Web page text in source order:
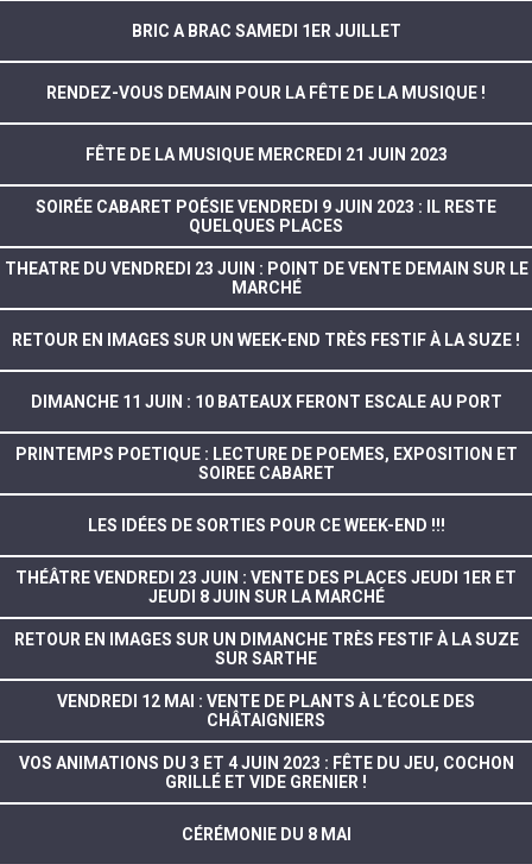
BRIC A BRAC SAMEDI 1ER JUILLET
RENDEZ-VOUS DEMAIN POUR LA FÊTE DE LA MUSIQUE !
FÊTE DE LA MUSIQUE MERCREDI 21 JUIN 2023
SOIRÉE CABARET POÉSIE VENDREDI 9 JUIN 2023 : IL RESTE
QUELQUES PLACES
THEATRE DU VENDREDI 23 JUIN : POINT DE VENTE DEMAIN SUR LE
MARCHÉ
RETOUR EN IMAGES SUR UN WEEK-END TRÈS FESTIF À LA SUZE !
DIMANCHE 11 JUIN : 10 BATEAUX FERONT ESCALE AU PORT
PRINTEMPS POETIQUE : LECTURE DE POEMES, EXPOSITION ET
SOIREE CABARET
LES IDÉES DE SORTIES POUR CE WEEK-END !!!
THÉÂTRE VENDREDI 23 JUIN : VENTE DES PLACES JEUDI 1ER ET
JEUDI 8 JUIN SUR LA MARCHÉ
RETOUR EN IMAGES SUR UN DIMANCHE TRÈS FESTIF À LA SUZE
SUR SARTHE
VENDREDI 12 MAI : VENTE DE PLANTS À L’ÉCOLE DES
CHÂTAIGNIERS
VOS ANIMATIONS DU 3 ET 4 JUIN 2023 : FÊTE DU JEU, COCHON
GRILLÉ ET VIDE GRENIER !
CÉRÉMONIE DU 8 MAI